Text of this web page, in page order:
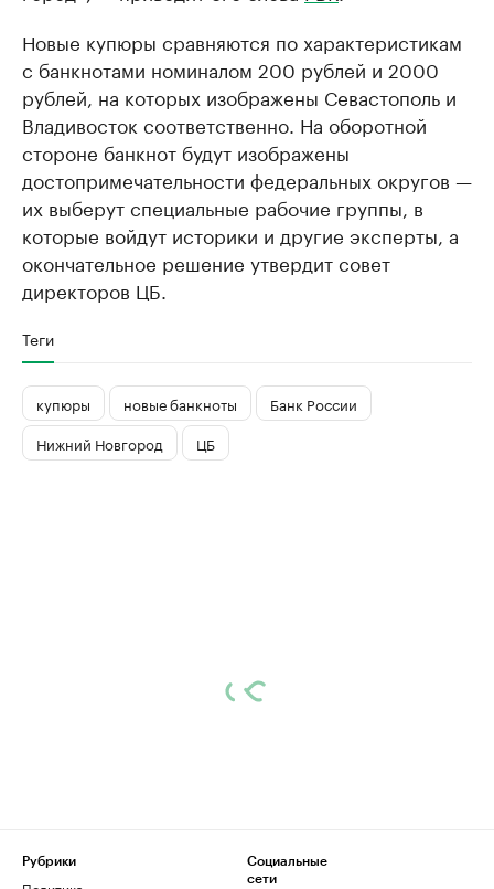
Новые купюры сравняются по характеристикам
с банкнотами номиналом 200 рублей и 2000
рублей, на которых изображены Севастополь и
Владивосток соответственно. На оборотной
стороне банкнот будут изображены
достопримечательности федеральных округов —
их выберут специальные рабочие группы, в
которые войдут историки и другие эксперты, а
окончательное решение утвердит совет
директоров ЦБ.
Теги
купюры новые банкноты
Банк России
Нижний Новгород
ЦБ
Рубрики
Социальные
сети